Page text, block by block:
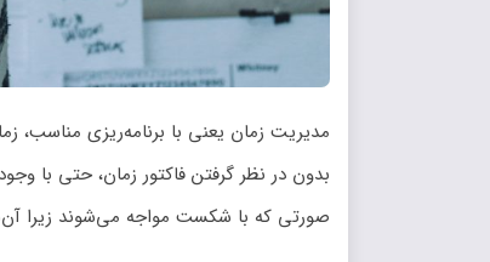
مدیریت زمان یعنی با برنامه‌ریزی مناسب،
بدون در نظر گرفتن فاکتور زمان، حتی با
صورتی که با شکست مواجه می‌شوند زیرا